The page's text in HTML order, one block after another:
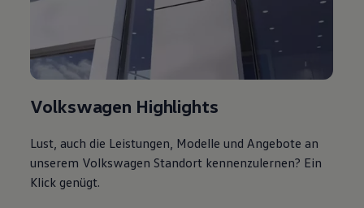
Volkswagen Highlights
Lust, auch die Leistungen, Modelle und Angebote an
unserem Volkswagen Standort kennenzulernen? Ein
Klick genügt.